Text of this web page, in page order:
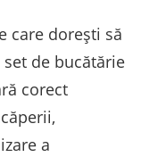
care dorești să
de bucătărie
corect
a